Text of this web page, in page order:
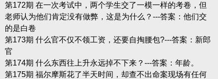
第172期 在一次考试中，两个学生交了一模一样的考卷，但
老师认为他们肯定没有做弊，这是为什么？---答案：他们交
的是白卷
第173期 什么官不仅不领工资，还要自掏腰包?---答案：新郎
官
第174期 什么东西往上升永远掉不下来？---答案：年龄。
第175期 福尔摩斯花了半天时间，却查不出命案现场有任何